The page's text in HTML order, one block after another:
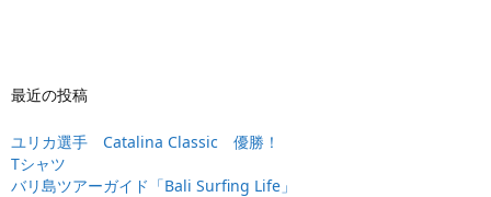
最近の投稿
ユリカ選手 Catalina Classic 優勝！
Tシャツ
バリ島ツアーガイド「Bali Surfing Life」